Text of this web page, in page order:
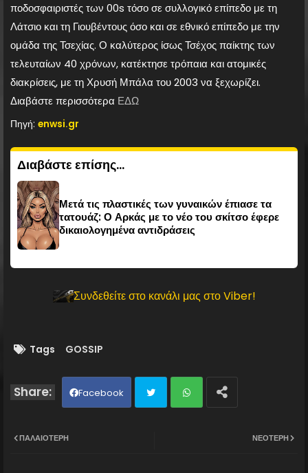
ποδοσφαιριστές των 00s τόσο σε συλλογικό επίπεδο με τη
Λάτσιο και τη Γιουβέντους όσο και σε εθνικό επίπεδο με την
ομάδα της Τσεχίας. Ο καλύτερος ίσως Τσέχος παίκτης των
τελευταίων 40 χρόνων, κατέκτησε τρόπαια και ατομικές
διακρίσεις, με τη Χρυσή Μπάλα του 2003 να ξεχωρίζει.
Διαβάστε περισσότερα ΕΔΩ
Πηγή: enwsi.gr
Διαβάστε επίσης...
Μετά τις πλαστικές των γυναικών έπιασε τα
τατουάζ: Ο Αρκάς με το νέο του σκίτσο έφερε
δικαιολογημένα αντιδράσεις
Συνδεθείτε στο κανάλι μας στο Viber!
Tags GOSSIP
Facebook
ΝΕΌΤΕΡΗ
ΠΑΛΑΙΌΤΕΡΗ